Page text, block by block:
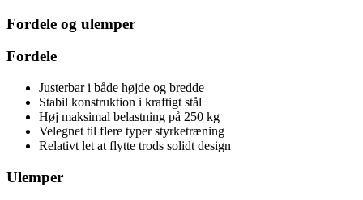
Fordele og ulemper
Fordele
Justerbar i både højde og bredde
Stabil konstruktion i kraftigt stål
Høj maksimal belastning på 250 kg
Velegnet til flere typer styrketræning
Relativt let at flytte trods solidt design
Ulemper